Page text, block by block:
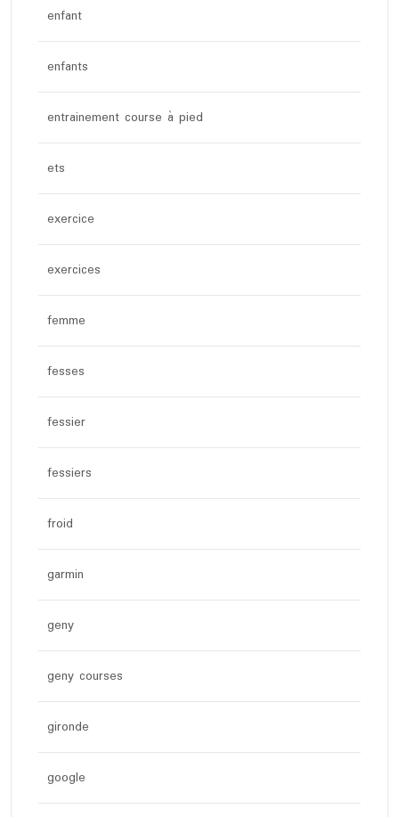
enfant
enfants
entrainement course à pied
ets
exercice
exercices
femme
fesses
fessier
fessiers
froid
garmin
geny
geny courses
gironde
google